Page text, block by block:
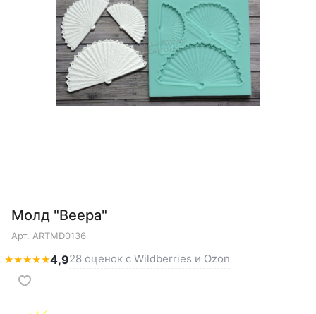
Молд "Веера"
Арт. ARTMD0136
★★★★★4,928 оценок с Wildberries и Ozon